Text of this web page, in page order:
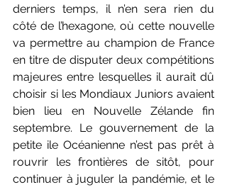
derniers temps, il n’en sera rien du
côté de l’hexagone, où cette nouvelle
va permettre au champion de France
en titre de disputer deux compétitions
majeures entre lesquelles il aurait dû
choisir si les Mondiaux Juniors avaient
bien lieu en Nouvelle Zélande fin
septembre. Le gouvernement de la
petite ile Océanienne n’est pas prêt à
rouvrir les frontières de sitôt, pour
continuer à juguler la pandémie, et le